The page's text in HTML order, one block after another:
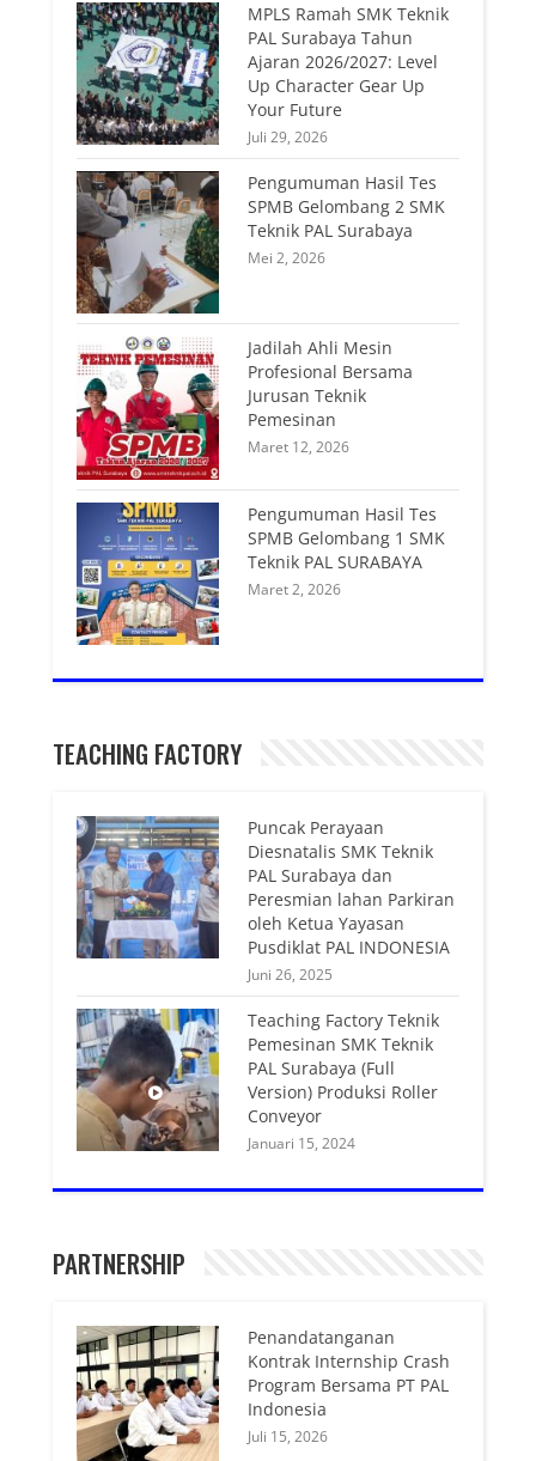
MPLS Ramah SMK Teknik
PAL Surabaya Tahun
Ajaran 2026/2027: Level
Up Character Gear Up
Your Future
Juli 29, 2026
Pengumuman Hasil Tes
SPMB Gelombang 2 SMK
Teknik PAL Surabaya
Mei 2, 2026
Jadilah Ahli Mesin
Profesional Bersama
Jurusan Teknik
Pemesinan
Maret 12, 2026
Pengumuman Hasil Tes
SPMB Gelombang 1 SMK
Teknik PAL SURABAYA
Maret 2, 2026
TEACHING FACTORY
Puncak Perayaan
Diesnatalis SMK Teknik
PAL Surabaya dan
Peresmian lahan Parkiran
oleh Ketua Yayasan
Pusdiklat PAL INDONESIA
Juni 26, 2025
Teaching Factory Teknik
Pemesinan SMK Teknik
PAL Surabaya (Full
Version) Produksi Roller
Conveyor
Januari 15, 2024
PARTNERSHIP
Penandatanganan
Kontrak Internship Crash
Program Bersama PT PAL
Indonesia
Juli 15, 2026